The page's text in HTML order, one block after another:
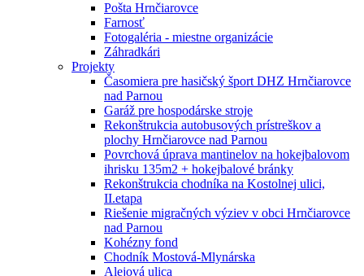
Pošta Hrnčiarovce
Farnosť
Fotogaléria - miestne organizácie
Záhradkári
Projekty
Časomiera pre hasičský šport DHZ Hrnčiarovce
nad Parnou
Garáž pre hospodárske stroje
Rekonštrukcia autobusových prístreškov a
plochy Hrnčiarovce nad Parnou
Povrchová úprava mantinelov na hokejbalovom
ihrisku 135m2 + hokejbalové bránky
Rekonštrukcia chodníka na Kostolnej ulici,
II.etapa
Riešenie migračných výziev v obci Hrnčiarovce
nad Parnou
Kohézny fond
Chodník Mostová-Mlynárska
Alejová ulica